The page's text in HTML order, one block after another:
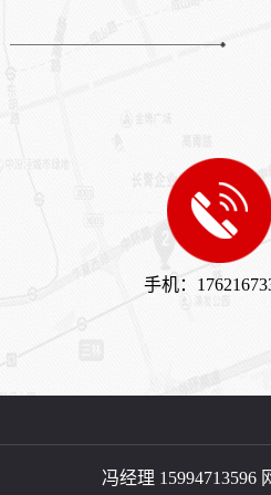
手机：
冯经理 15994713596